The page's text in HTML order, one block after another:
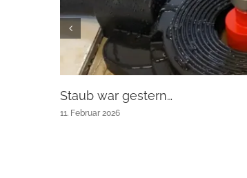
Staub war gestern…
11. Februar 2026